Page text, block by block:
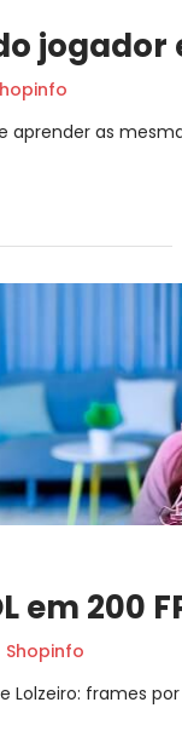
aprender as
em 200
Shopinfo
frames